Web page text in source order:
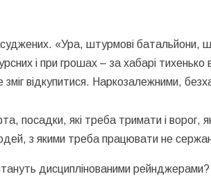
«Ура, штурмові батальйони,
і при грошах – за хабарі
відкупитися. Наркозалежними,
посадки, які треба тримати і ворог,
з якими треба працювати не
дисциплінованими